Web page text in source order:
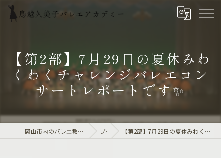
【第2部】7月29日の夏休みわ
くわくチャレンジバレエコン
サートレポートです✨
岡山市内のバレエ教室は鳥越久美子バレエアカデミー ブログ 【第2部】7月29日の夏休みわくわくチャレンジバレエコンサートレポートです✨